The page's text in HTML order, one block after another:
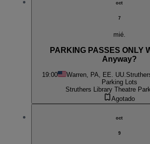
oct
7
mié.
PARKING PASSES ONLY
Anyway?
19:00 Warren, PA, EE. UU.
Parking Lots
Struthers Library Theatre
Agotado
oct
9